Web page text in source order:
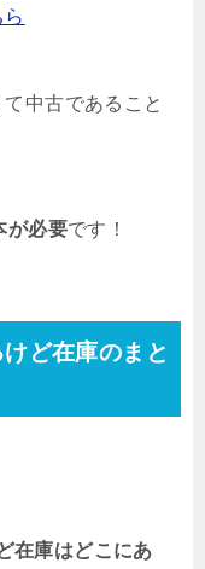
中古であること
が必要です！
ど在庫のまと
在庫はどこにあ